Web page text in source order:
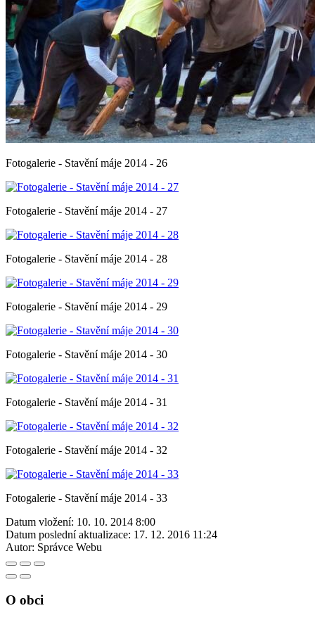
Fotogalerie - Stavění máje 2014 - 26
Fotogalerie - Stavění máje 2014 - 27
Fotogalerie - Stavění máje 2014 - 28
Fotogalerie - Stavění máje 2014 - 29
Fotogalerie - Stavění máje 2014 - 30
Fotogalerie - Stavění máje 2014 - 31
Fotogalerie - Stavění máje 2014 - 32
Fotogalerie - Stavění máje 2014 - 33
Datum vložení: 10. 10. 2014 8:00
Datum poslední aktualizace: 17. 12. 2016 11:24
Autor: Správce Webu
O obci